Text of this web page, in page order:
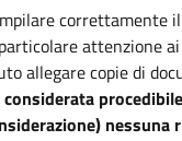
correttamente
attenzione
allegare copie di
nessuna